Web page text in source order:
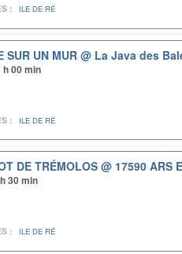
: ILE DE RÉ
SUR UN MUR@ La Java des
h 00 min
: ILE DE RÉ
DE TRÉMOLOS@ 17590 ARS
30 min
: ILE DE RÉ